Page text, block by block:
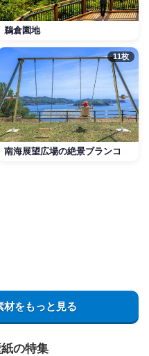
鵜倉園地
11枚
南海展望広場の絶景ブランコ
材をもっと見る
の特集